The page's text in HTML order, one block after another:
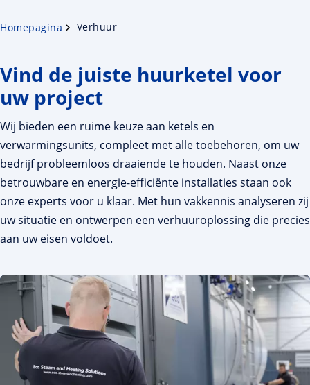
Homepagina Verhuur
Vind de juiste huurketel voor
uw project
Wij bieden een ruime keuze aan ketels en
verwarmingsunits, compleet met alle toebehoren, om uw
bedrijf probleemloos draaiende te houden. Naast onze
betrouwbare en energie-efficiënte installaties staan ook
onze experts voor u klaar. Met hun vakkennis analyseren zij
uw situatie en ontwerpen een verhuuroplossing die precies
aan uw eisen voldoet.